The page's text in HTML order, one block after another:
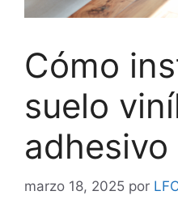
Cómo
suelo
marzo 18, 2025 por